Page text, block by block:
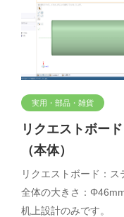
実用・部品・雑貨
リクエストボー
（本体）
リクエストボード：ス
全体の大きさ：
机上設計のみです。